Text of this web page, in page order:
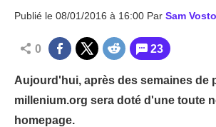
Publié le 08/01/2016 à 16:00 Par Sam
0 23
Aujourd'hui, après des semaines de
millenium.org sera doté d'une toute
homepage.